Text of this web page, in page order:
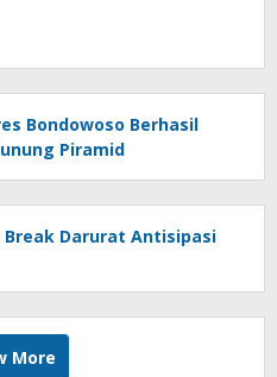
Bondowoso Berhasil
Piramid
Break Darurat Antisipasi
More